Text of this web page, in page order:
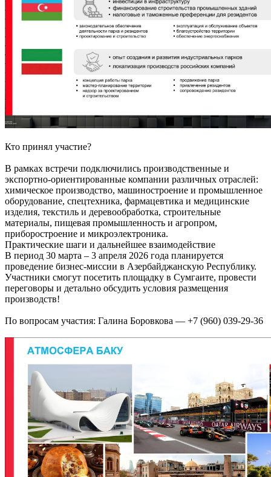
Кто принял участие?
В рамках встречи подключились производственные и
экспортно-ориентированные компании различных отраслей:
химическое производство, машиностроение и промышленное
оборудование, спецтехника, фармацевтика и медицинские
изделия, текстиль и деревообработка, строительные
материалы, пищевая промышленность и агропром,
приборостроение и микроэлектроника.
Практические шаги и дальнейшее взаимодействие
В период 30 марта – 3 апреля 2026 года планируется
проведение бизнес-миссии в Азербайджанскую Республику.
Участники смогут посетить площадку в Сумгаите, провести
переговоры и детально обсудить условия размещения
производств!
По вопросам участия: Галина Боровкова — +7 (960) 039-29-36